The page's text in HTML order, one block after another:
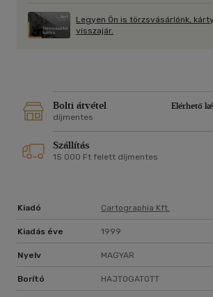
Legyen Ön is törzsvásárlónk,
visszajár.
Bolti átvétel
Elérhető
díjmentes
Szállítás
15 000 Ft felett díjmentes
Kiadó Cartographia Kft.
Kiadás éve 1999
Nyelv MAGYAR
Borító HAJTOGATOTT